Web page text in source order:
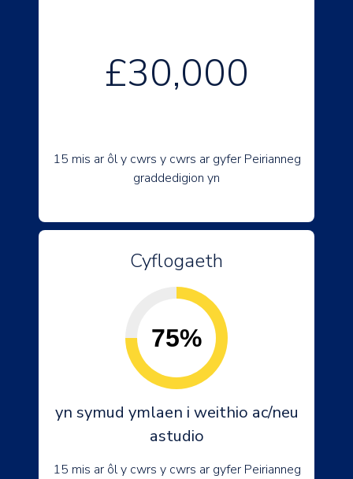
£30,000
15 mis ar ôl y cwrs y cwrs ar gyfer Peirianneg
graddedigion yn
Cyflogaeth
75%
yn symud ymlaen i weithio ac/neu
astudio
15 mis ar ôl y cwrs y cwrs ar gyfer Peirianneg